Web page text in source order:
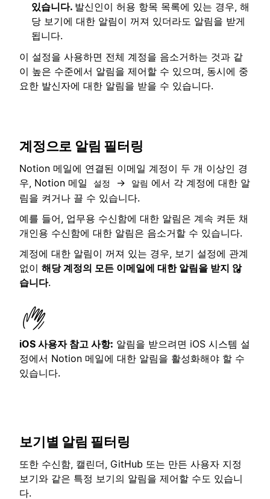
있습니다. 발신인이 허용 항목 목록에 있는 경우, 해
당 보기에 대한 알림이 꺼져 있더라도 알림을 받게
됩니다.
이 설정을 사용하면 전체 계정을 음소거하는 것과 같
이 높은 수준에서 알림을 제어할 수 있으며, 동시에 중
요한 발신자에 대한 알림을 받을 수 있습니다.
계정으로 알림 필터링
Notion 메일에 연결된 이메일 계정이 두 개 이상인 경
우, Notion 메일
설정 → 알림 에서 각 계정에 대한 알
림을 켜거나 끌 수 있습니다.
예를 들어, 업무용 수신함에 대한 알림은 계속 켜둔 채
개인용 수신함에 대한 알림은 음소거할 수 있습니다.
계정에 대한 알림이 꺼져 있는 경우, 보기 설정에 관계
없이 해당 계정의 모든 이메일에 대한 알림을 받지 않
습니다.
iOS 사용자 참고 사항: 알림을 받으려면 iOS 시스템 설
정에서 Notion 메일에 대한 알림을 활성화해야 할 수
있습니다.
보기별 알림 필터링
또한 수신함, 캘린더, GitHub 또는 만든 사용자 지정
보기와 같은 특정 보기의 알림을 제어할 수도 있습니
다.